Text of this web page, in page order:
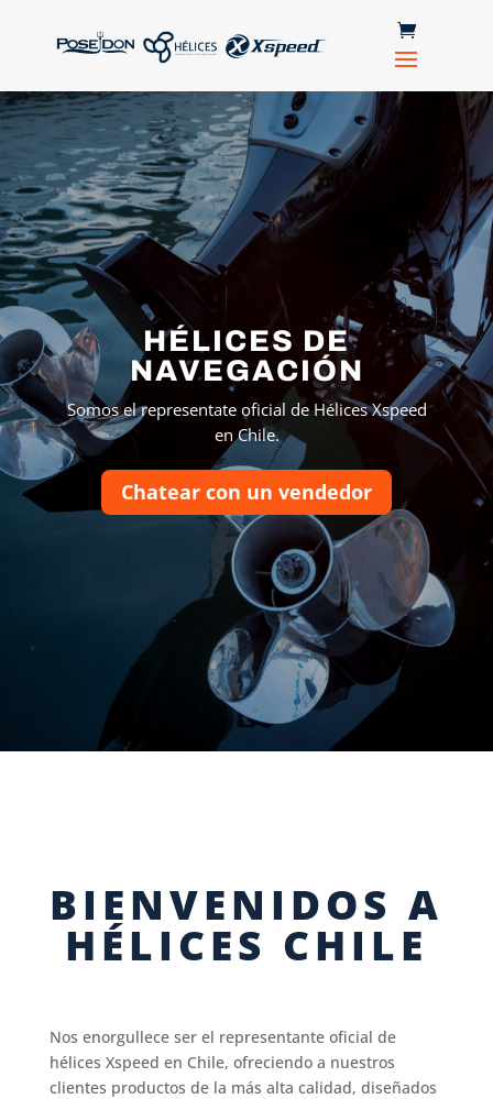
HÉLICES DE
NAVEGACIÓN
Somos el representate oficial de Hélices Xspeed
en Chile.
Chatear con un vendedor
BIENVENIDOS A
HÉLICES CHILE
Nos enorgullece ser el representante oficial de
hélices Xspeed en Chile, ofreciendo a nuestros
clientes productos de la más alta calidad, diseñados